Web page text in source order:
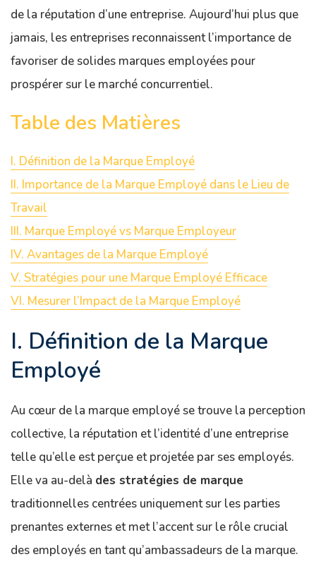
de la réputation d’une entreprise. Aujourd’hui plus que
jamais, les entreprises reconnaissent l’importance de
favoriser de solides marques employées pour
prospérer sur le marché concurrentiel.
Table des Matières
I. Définition de la Marque Employé
II. Importance de la Marque Employé dans le Lieu de
Travail
III. Marque Employé vs Marque Employeur
IV. Avantages de la Marque Employé
V. Stratégies pour une Marque Employé Efficace
VI. Mesurer l’Impact de la Marque Employé
I. Définition de la Marque
Employé
Au cœur de la marque employé se trouve la perception
collective, la réputation et l’identité d’une entreprise
telle qu’elle est perçue et projetée par ses employés.
Elle va au-delà des stratégies de marque
traditionnelles centrées uniquement sur les parties
prenantes externes et met l’accent sur le rôle crucial
des employés en tant qu’ambassadeurs de la marque.